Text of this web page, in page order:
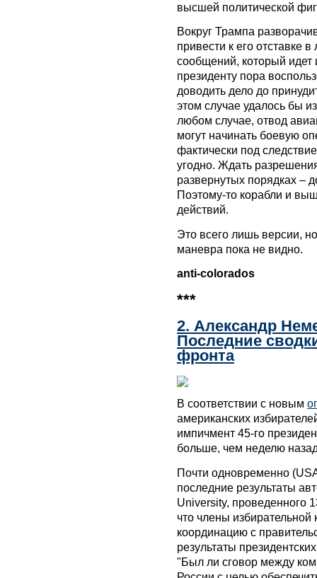
высшей политической
Вокруг Трампа
привести к его отставке
сообщений, который идет
президенту пора
доводить дело до
этом случае удалось бы
любом случае, отвод
могут начинать боевую
фактически под
угодно. Ждать
развернутых порядках –
Поэтому-то корабли и
действий.
Это всего лишь версии,
маневра пока не видно.
anti-colorados
***
2. Александр
Последние
фронта
В соответствии с новым
американских
импичмент 45-го
больше, чем неделю
Почти одновременно
последние результаты
University, проведенного
что члены
координацию с
результаты
"Был ли сговор между